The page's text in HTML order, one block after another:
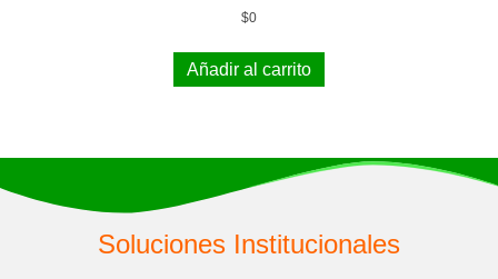
$0
Añadir al carrito
Soluciones Institucionales